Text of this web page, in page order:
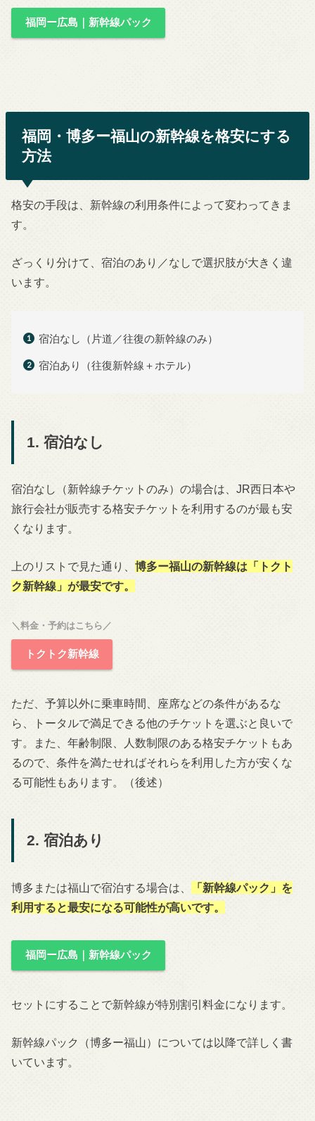
福岡ー広島｜新幹線パック
福岡・博多ー福山の新幹線を格安にする
方法
格安の手段は、新幹線の利用条件によって変わってきま
す。
ざっくり分けて、宿泊のあり／なしで選択肢が大きく違
います。
宿泊なし（片道／往復の新幹線のみ）
宿泊あり（往復新幹線＋ホテル）
1. 宿泊なし
宿泊なし（新幹線チケットのみ）の場合は、JR西日本や
旅行会社が販売する格安チケットを利用するのが最も安
くなります。
上のリストで見た通り、博多ー福山の新幹線は「トクト
ク新幹線」が最安です。
＼料金・予約はこちら／
トクトク新幹線
ただ、予算以外に乗車時間、座席などの条件があるな
ら、トータルで満足できる他のチケットを選ぶと良いで
す。また、年齢制限、人数制限のある格安チケットもあ
るので、条件を満たせればそれらを利用した方が安くな
る可能性もあります。（後述）
2. 宿泊あり
博多または福山で宿泊する場合は、
「新幹線パック」を
利用すると最安になる可能性が高いです。
福岡ー広島｜新幹線パック
セットにすることで新幹線が特別割引料金になります。
新幹線パック（博多ー福山）については以降で詳しく書
いています。